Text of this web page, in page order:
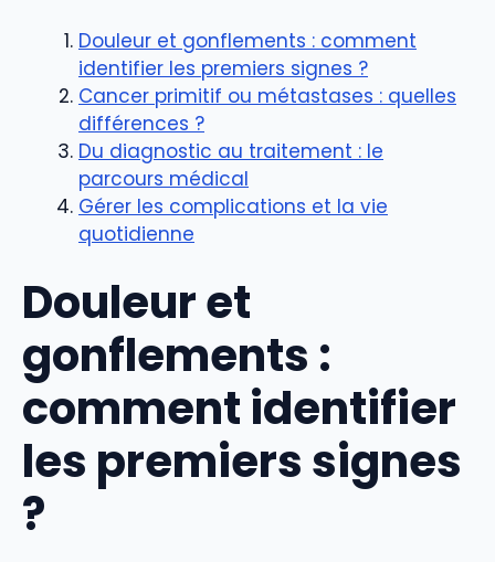
Douleur et gonflements : comment
identifier les premiers signes ?
Cancer primitif ou métastases : quelles
différences ?
Du diagnostic au traitement : le
parcours médical
Gérer les complications et la vie
quotidienne
Douleur et
gonflements :
comment identifier
les premiers signes
?